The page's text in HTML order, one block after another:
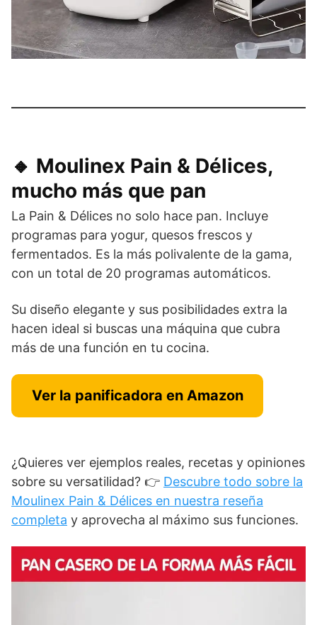
🔸 Moulinex Pain & Délices,
mucho más que pan
La Pain & Délices no solo hace pan. Incluye
programas para yogur, quesos frescos y
fermentados. Es la más polivalente de la gama,
con un total de 20 programas automáticos.
Su diseño elegante y sus posibilidades extra la
hacen ideal si buscas una máquina que cubra
más de una función en tu cocina.
Ver la panificadora en Amazon
¿Quieres ver ejemplos reales, recetas y opiniones
sobre su versatilidad? 👉 Descubre todo sobre la
Moulinex Pain & Délices en nuestra reseña
completa y aprovecha al máximo sus funciones.